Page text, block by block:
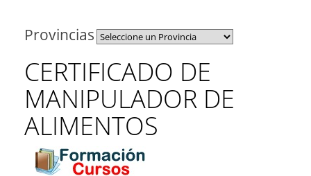
Provincias
CERTIFICADO DE
MANIPULADOR DE
ALIMENTOS